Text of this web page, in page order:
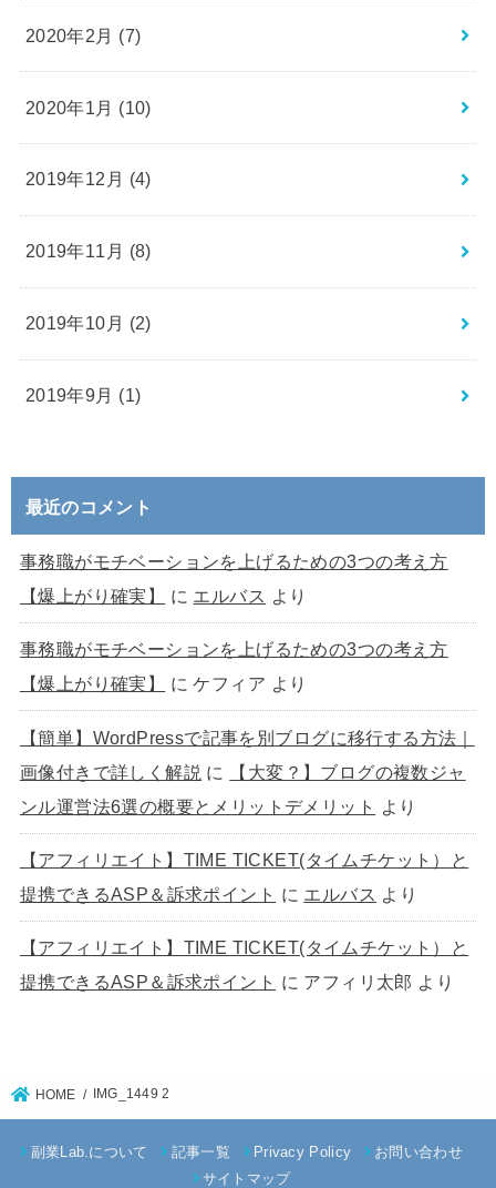
2020年2月 (7)
2020年1月 (10)
2019年12月 (4)
2019年11月 (8)
2019年10月 (2)
2019年9月 (1)
最近のコメント
事務職がモチベーションを上げるための3つの考え方
【爆上がり確実】
に エルバス より
事務職がモチベーションを上げるための3つの考え方
【爆上がり確実】
にケフィア より
【簡単】WordPressで記事を別ブログに移行する方法｜
画像付きで詳しく解説 に
【大変？】ブログの複数ジャ
ンル運営法6選の概要とメリットデメリット
より
【アフィリエイト】TIME TICKET(タイムチケット）と
提携できるASP＆訴求ポイント に エルバス より
【アフィリエイト】TIME TICKET(タイムチケット）と
提携できるASP＆訴求ポイント に アフィリ太郎 より
HOME IMG_1449 2
副業Lab.について 記事一覧 Privacy Policy
お問い合わせ
サイトマップ